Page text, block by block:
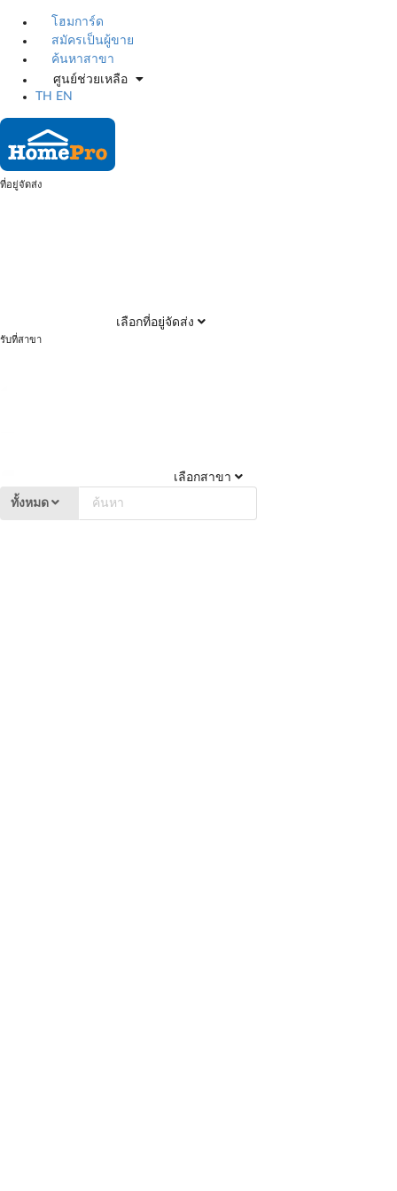
โฮมการ์ด
สมัครเป็นผู้ขาย
ค้นหาสาขา
ศูนย์ช่วยเหลือ
TH
EN
ที่อยู่จัดส่ง
เลือกที่อยู่จัดส่ง
รับที่สาขา
เลือกสาขา
ทั้งหมด